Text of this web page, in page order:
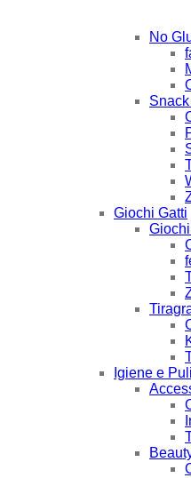
No
Giochi Gatti
Igiene e